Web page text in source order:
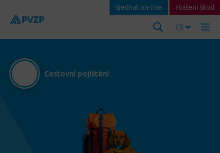
CS
Sjednat on-line Hlášení škod
Cestovní pojištění